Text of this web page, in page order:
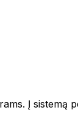
Į sistemą